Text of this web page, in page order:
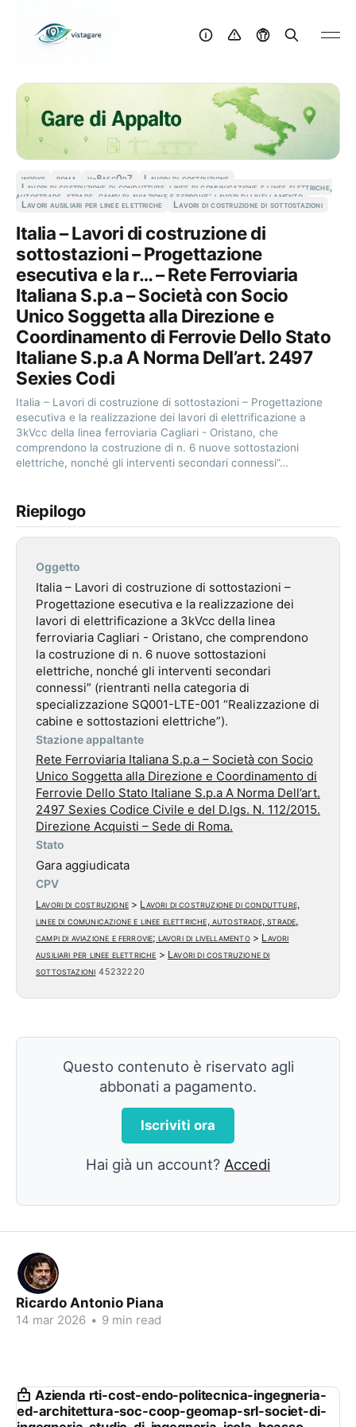
works roma v-8aec0d7 Lavori di costruzione
Lavori di costruzione di condutture, linee di comunicazione e linee elettriche,
autostrade, strade, campi di aviazione e ferrovie; lavori di livellamento
Lavori ausiliari per linee elettriche Lavori di costruzione di sottostazioni
Italia – Lavori di costruzione di
sottostazioni – Progettazione
esecutiva e la r… – Rete Ferroviaria
Italiana S.p.a – Società con Socio
Unico Soggetta alla Direzione e
Coordinamento di Ferrovie Dello Stato
Italiane S.p.a A Norma Dell’art. 2497
Sexies Codi
Italia – Lavori di costruzione di sottostazioni – Progettazione
esecutiva e la realizzazione dei lavori di elettrificazione a
3kVcc della linea ferroviaria Cagliari - Oristano, che
comprendono la costruzione di n. 6 nuove sottostazioni
elettriche, nonché gli interventi secondari connessi”…
Riepilogo
Oggetto
Italia – Lavori di costruzione di sottostazioni –
Progettazione esecutiva e la realizzazione dei
lavori di elettrificazione a 3kVcc della linea
ferroviaria Cagliari - Oristano, che comprendono
la costruzione di n. 6 nuove sottostazioni
elettriche, nonché gli interventi secondari
connessi” (rientranti nella categoria di
specializzazione SQ001-LTE-001 “Realizzazione di
cabine e sottostazioni elettriche”).
Stazione appaltante
Rete Ferroviaria Italiana S.p.a – Società con Socio
Unico Soggetta alla Direzione e Coordinamento di
Ferrovie Dello Stato Italiane S.p.a A Norma Dell’art.
2497 Sexies Codice Civile e del D.lgs. N. 112/2015.
Direzione Acquisti – Sede di Roma.
Stato
Gara aggiudicata
CPV
Lavori di costruzione> Lavori di costruzione di condutture,
linee di comunicazione e linee elettriche, autostrade, strade,
campi di aviazione e ferrovie; lavori di livellamento> Lavori
ausiliari per linee elettriche > Lavori di costruzione di
sottostazioni 45232220
Questo contenuto è riservato agli
abbonati a pagamento.
Iscriviti ora
Hai già un account? Accedi
Ricardo Antonio Piana
14 mar 2026 • 9 min read
Azienda rti-cost-endo-politecnica-ingegneria-
ed-architettura-soc-coop-geomap-srl-societ-di-